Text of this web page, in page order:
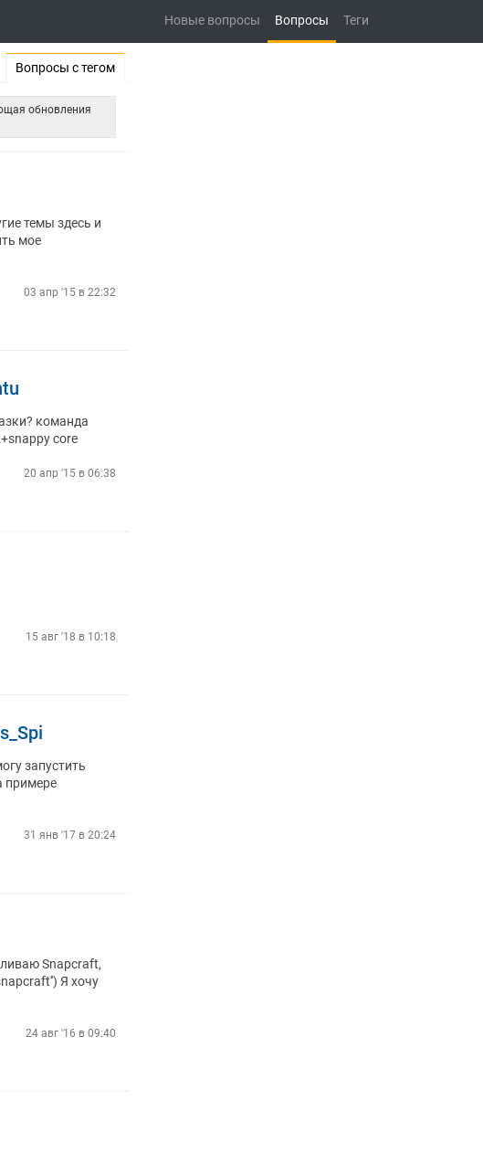
Новые вопросы Вопросы Теги
Вопросы с тегом
обновления
темы здесь и
мое
03 апр '15 в 22:32
команда
core
20 апр '15 в 06:38
15 авг '18 в 10:18
запустить
примере
31 янв '17 в 20:24
Snapcraft,
Я хочу
24 авг '16 в 09:40